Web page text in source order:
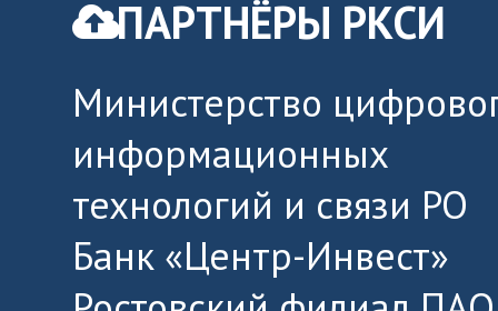
ПАРТНЁРЫ РКСИ
Министерство
информационных
технологий и связи РО
Банк «Центр-Инвест»